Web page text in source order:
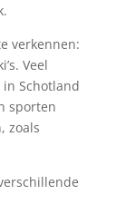
verkennen:
Veel
Schotland
sporten
zoals